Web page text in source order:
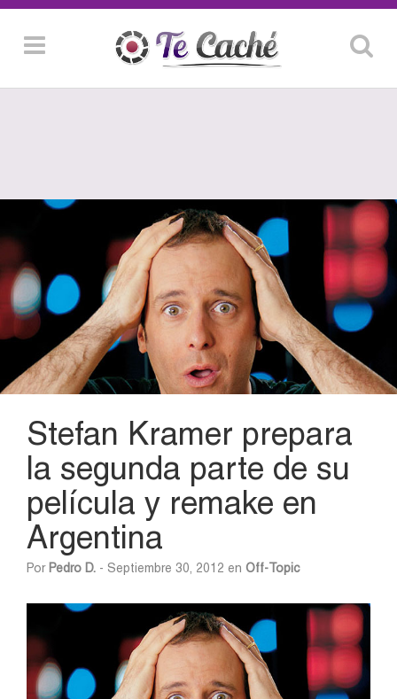
Stefan Kramer prepara
la segunda parte de su
película y remake en
Argentina
Por Pedro D. - Septiembre 30, 2012 en Off-Topic